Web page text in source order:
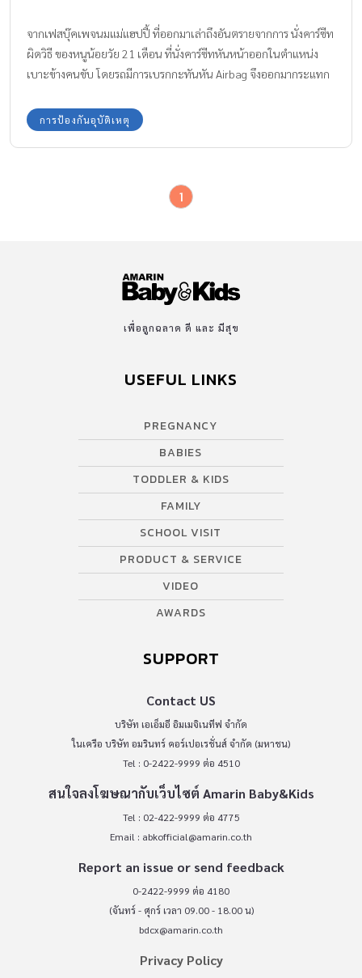
จากเฟสบุ๊คเพจนมแม่แฮปปี้ ที่ออกมาเล่าถึงอันตรายจากการ นั่งคาร์ซีท
ผิดวิธี ของหนูน้อยวัย 21 เดือน ที่นั่งคาร์ซีทหันหน้าออกในตำแหน่ง
เบาะข้างคนขับ โดยรถมีการเบรกกะทันหัน Airbag จึงออกมากระแทก
การป้องกันอุบัติเหตุ
1
เพื่อลูกฉลาด ดี และ มีสุข
USEFUL LINKS
PREGNANCY
BABIES
TODDLER & KIDS
FAMILY
SCHOOL VISIT
PRODUCT & SERVICE
VIDEO
AWARDS
SUPPORT
Contact US
บริษัท เอเอ็มอี อิมเมจิเนทีฟ จำกัด
ในเครือ บริษัท อมรินทร์ คอร์เปอเรชั่นส์ จำกัด (มหาชน)
Tel : 0-2422-9999 ต่อ 4510
สนใจลงโฆษณากับเว็บไซต์ Amarin Baby&Kids
Tel : 02-422-9999 ต่อ 4775
Email : abkofficial@amarin.co.th
Report an issue or send feedback
0-2422-9999 ต่อ 4180
(จันทร์ - ศุกร์ เวลา 09.00 - 18.00 น)
bdcx@amarin.co.th
Privacy Policy